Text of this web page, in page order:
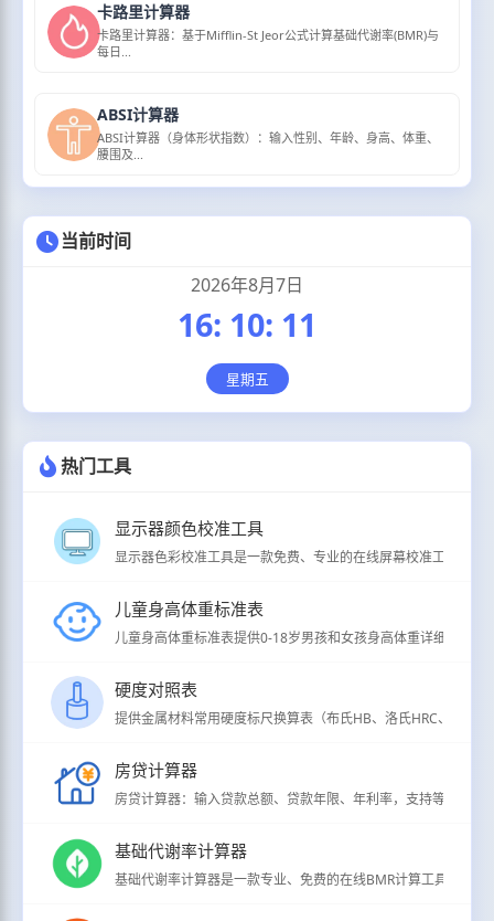
卡路里计算器
卡路里计算器：基于Mifflin-St Jeor公式计算基础代谢率(BMR)与
每日...
ABSI计算器
ABSI计算器（身体形状指数）：输入性别、年龄、身高、体重、
腰围及...
当前时间
2026年8月7日
16: 10: 11
星期五
热门工具
显示器颜色校准工具
显示器色彩校准工具是一款免费、专业的在线屏幕校准工具，
儿童身高体重标准表
儿童身高体重标准表提供0-18岁男孩和女孩身高体重详细分级
硬度对照表
提供金属材料常用硬度标尺换算表（布氏HB、洛氏HRC、维氏
房贷计算器
房贷计算器：输入贷款总额、贷款年限、年利率，支持等额本
基础代谢率计算器
基础代谢率计算器是一款专业、免费的在线BMR计算工具，用